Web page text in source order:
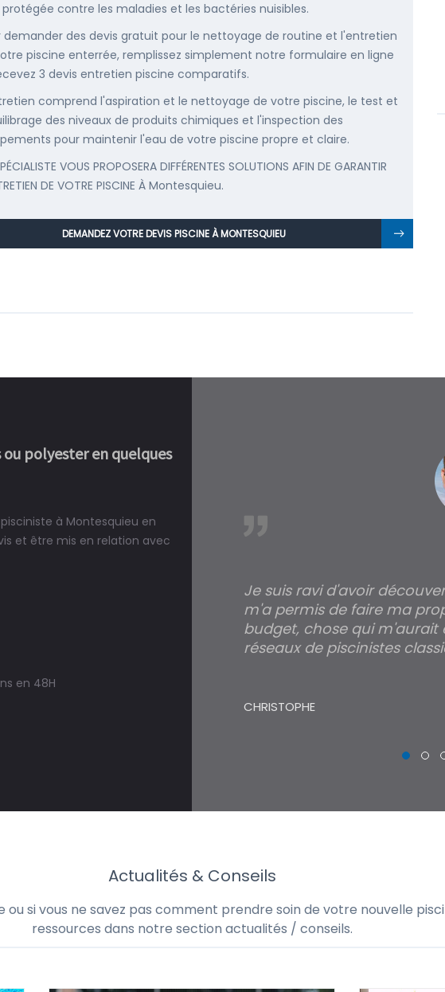
contre les maladies et les bactéries nuisibles.
demander des devis gratuit pour le nettoyage de routine et l'entretien
piscine enterrée, remplissez simplement notre formulaire en ligne
3 devis entretien piscine comparatifs.
comprend l'aspiration et le nettoyage de votre piscine, le test et
des niveaux de produits chimiques et l'inspection des
pour maintenir l'eau de votre piscine propre et claire.
VOUS PROPOSERA DIFFÉRENTES SOLUTIONS AFIN DE GARANTIR
DE VOTRE PISCINE À Montesquieu.
DEMANDEZ VOTRE DEVIS PISCINE À MONTESQUIEU
polyester en quelques
à Montesquieu en
et être mis en relation avec
en 48H
réalité, une piscine est bien
Je suis ravi d'avoir
m'a permis de faire ma
budget, chose qui m'aurait
réseaux de piscinistes
CHRISTOPHE
Actualités & Conseils
ou si vous ne savez pas comment prendre soin de votre nouvelle
ressources dans notre section actualités / conseils.